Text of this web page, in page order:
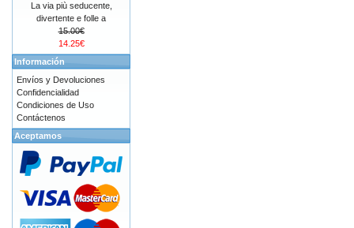
La via più seducente,
divertente e folle a
15.00€
14.25€
Información
Envíos y Devoluciones
Confidencialidad
Condiciones de Uso
Contáctenos
Aceptamos